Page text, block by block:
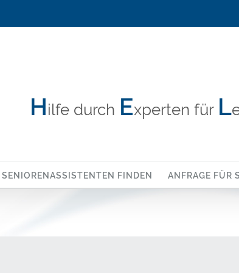
Hilfe durch Experten für L
SENIORENASSISTENTEN FINDEN ANFRAGE FÜR